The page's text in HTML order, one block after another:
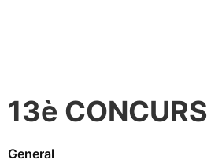
13è
General